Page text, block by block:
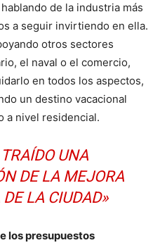
de la industria más
a seguir invirtiendo en ella.
otros sectores
el naval o el comercio,
en todos los aspectos,
un destino vacacional
a nivel residencial.
UNA
DE LA MEJORA
LA CIUDAD»
los presupuestos